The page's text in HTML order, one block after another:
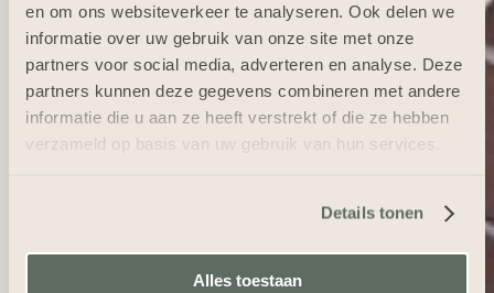
en om ons websiteverkeer te analyseren. Ook delen we
informatie over uw gebruik van onze site met onze
partners voor social media, adverteren en analyse. Deze
partners kunnen deze gegevens combineren met andere
informatie die u aan ze heeft verstrekt of die ze hebben
verzameld op basis van uw gebruik van hun services.
Details tonen
Alles toestaan